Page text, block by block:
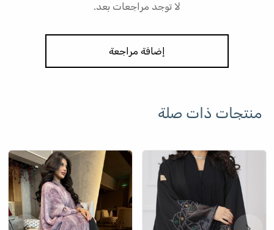
لا توجد مراجعات بعد.
إضافة مراجعة
منتجات ذات صلة